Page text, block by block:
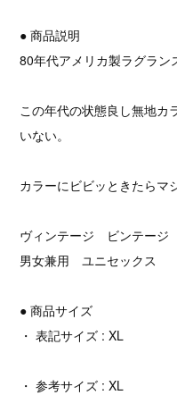
● 商品説明
80年代アメリカ製ラグラン
この年代の状態良し無地カ
いない。
カラーにビビッときたらマ
ヴィンテージ ビンテー
男女兼用 ユニセックス
● 商品サイズ
・ 表記サイズ : XL
・ 参考サイズ : XL